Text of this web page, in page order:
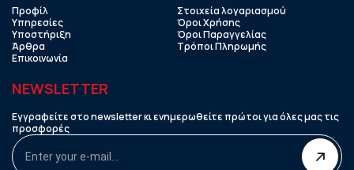
Προφίλ
Υπηρεσίες
Υποστήριξη
Άρθρα
Επικοινωνία
Στοιχεία λογαριασμού
Όροι Χρήσης
Όροι Παραγγελίας
Τρόποι Πληρωμής
NEWSLETTER
Εγγραφείτε στο newsletter κι ενημερωθείτε πρώτοι για όλες μας τις
προσφορές